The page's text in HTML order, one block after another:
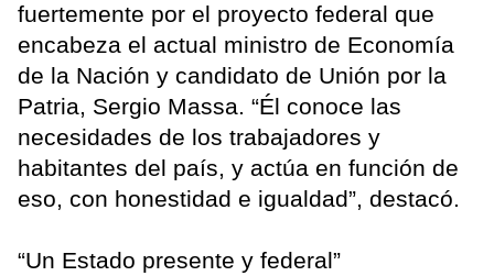
fuertemente por el proyecto federal que
encabeza el actual ministro de Economía
de la Nación y candidato de Unión por la
Patria, Sergio Massa. “Él conoce las
necesidades de los trabajadores y
habitantes del país, y actúa en función de
eso, con honestidad e igualdad”, destacó.
“Un Estado presente y federal”